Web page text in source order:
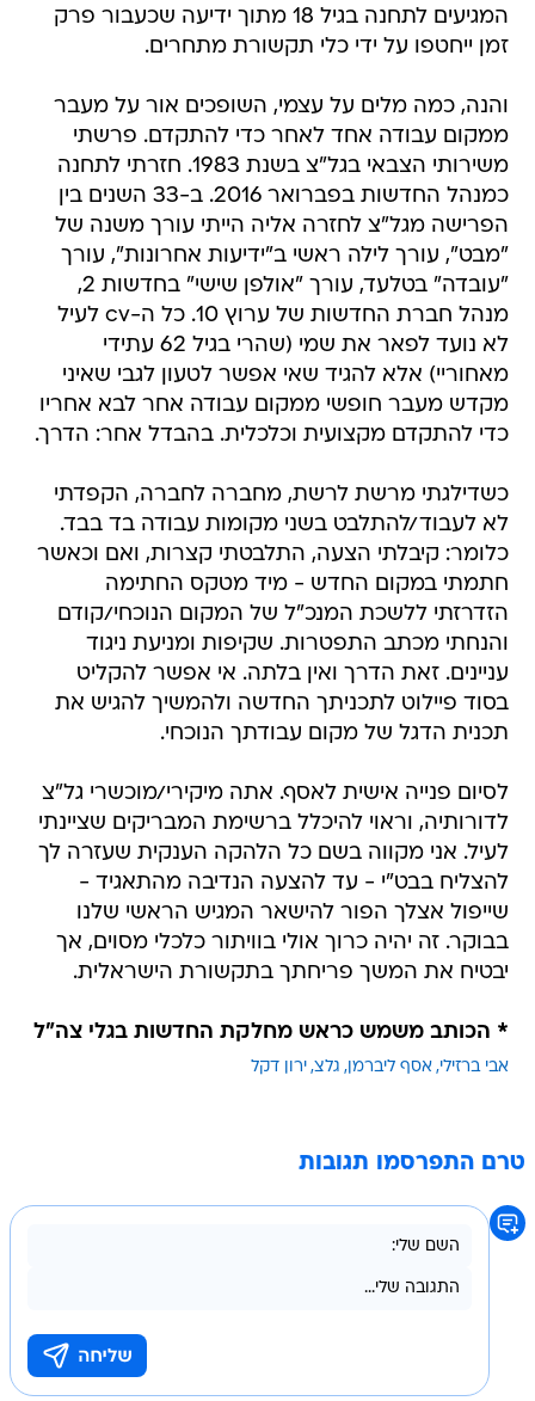
המגיעים לתחנה בגיל 18 מתוך ידיעה שכעבור פרק
זמן ייחטפו על ידי כלי תקשורת מתחרים.
והנה, כמה מלים על עצמי, השופכים אור על מעבר
ממקום עבודה אחד לאחר כדי להתקדם. פרשתי
משירותי הצבאי בגל"צ בשנת 1983. חזרתי לתחנה
כמנהל החדשות בפברואר 2016. ב-33 השנים בין
הפרישה מגל"צ לחזרה אליה הייתי עורך משנה של
"מבט", עורך לילה ראשי ב"ידיעות אחרונות", עורך
"עובדה" בטלעד, עורך "אולפן שישי" בחדשות 2,
מנהל חברת החדשות של ערוץ 10. כל ה-cv לעיל
לא נועד לפאר את שמי (שהרי בגיל 62 עתידי
מאחוריי) אלא להגיד שאי אפשר לטעון לגבי שאיני
מקדש מעבר חופשי ממקום עבודה אחר לבא אחריו
כדי להתקדם מקצועית וכלכלית. בהבדל אחר: הדרך.
כשדילגתי מרשת לרשת, מחברה לחברה, הקפדתי
לא לעבוד/להתלבט בשני מקומות עבודה בד בבד.
כלומר: קיבלתי הצעה, התלבטתי קצרות, ואם וכאשר
חתמתי במקום החדש - מיד מטקס החתימה
הזדרזתי ללשכת המנכ"ל של המקום הנוכחי/קודם
והנחתי מכתב התפטרות. שקיפות ומניעת ניגוד
עניינים. זאת הדרך ואין בלתה. אי אפשר להקליט
בסוד פיילוט לתכניתך החדשה ולהמשיך להגיש את
תכנית הדגל של מקום עבודתך הנוכחי.
לסיום פנייה אישית לאסף. אתה מיקירי/מוכשרי גל"צ
לדורותיה, וראוי להיכלל ברשימת המבריקים שציינתי
לעיל. אני מקווה בשם כל הלהקה הענקית שעזרה לך
להצליח בבט"י - עד להצעה הנדיבה מהתאגיד -
שייפול אצלך הפור להישאר המגיש הראשי שלנו
בבוקר. זה יהיה כרוך אולי בוויתור כלכלי מסוים, אך
יבטיח את המשך פריחתך בתקשורת הישראלית.
* הכותב משמש כראש מחלקת החדשות בגלי צה"ל
אבי ברזילי אסף ליברמן גלצ ירון דקל
טרם התפרסמו תגובות